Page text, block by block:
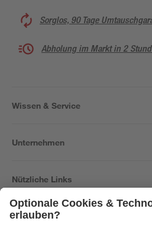
Sorglos, 90 Tage
Abholung im Markt in 2
Wissen & Service
Unternehmen
Nützliche Links